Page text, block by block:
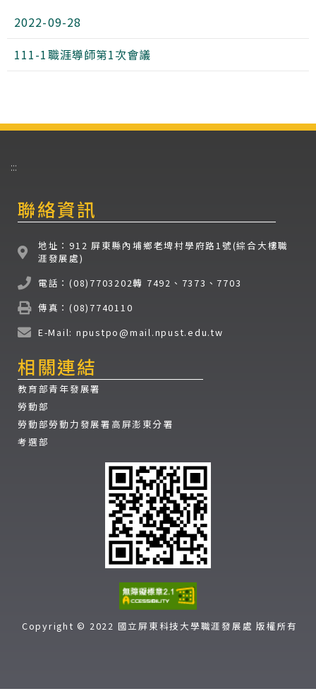
2022-09-28
111-1職涯導師第1次會議
:::
聯絡資訊
地址：912 屏東縣內埔鄉老埤村學府路1號(綜合大樓職
涯發展處)
電話：(08)7703202轉 7492、7373、7703
傳真：(08)7740110
E-Mail: npustpo@mail.npust.edu.tw
相關連結
教育部青年發展署
勞動部
勞動部勞動力發展署高屏澎東分署
考選部
Copyright © 2022 國立屏東科技大學職涯發展處 版權所有